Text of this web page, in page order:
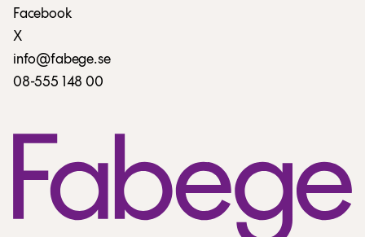
Facebook
X
info@fabege.se
08-555 148 00